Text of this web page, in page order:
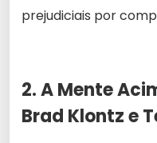
prejudiciais por
2. A Mente
Brad Klontz e